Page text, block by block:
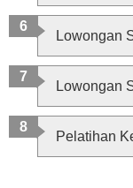
Lowongan
Lowongan
Pelatihan